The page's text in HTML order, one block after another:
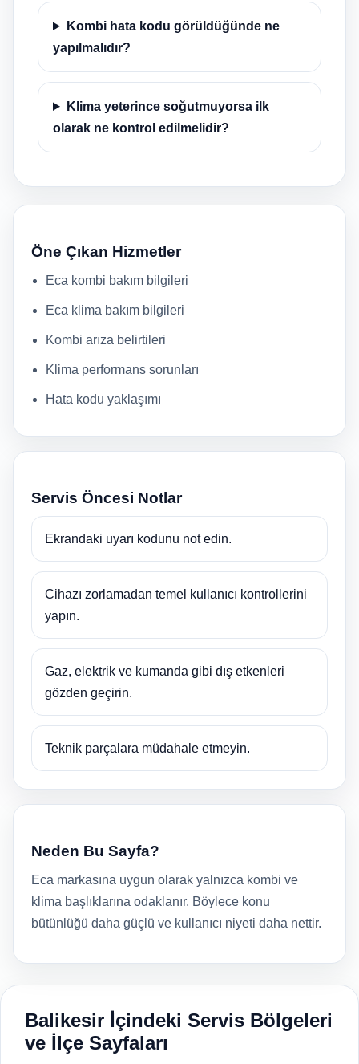
Kombi hata kodu görüldüğünde ne
yapılmalıdır?
Klima yeterince soğutmuyorsa ilk
olarak ne kontrol edilmelidir?
Öne Çıkan Hizmetler
Eca kombi bakım bilgileri
Eca klima bakım bilgileri
Kombi arıza belirtileri
Klima performans sorunları
Hata kodu yaklaşımı
Servis Öncesi Notlar
Ekrandaki uyarı kodunu not edin.
Cihazı zorlamadan temel kullanıcı kontrollerini
yapın.
Gaz, elektrik ve kumanda gibi dış etkenleri
gözden geçirin.
Teknik parçalara müdahale etmeyin.
Neden Bu Sayfa?
Eca markasına uygun olarak yalnızca kombi ve
klima başlıklarına odaklanır. Böylece konu
bütünlüğü daha güçlü ve kullanıcı niyeti daha nettir.
Balikesir İçindeki Servis Bölgeleri
ve İlçe Sayfaları